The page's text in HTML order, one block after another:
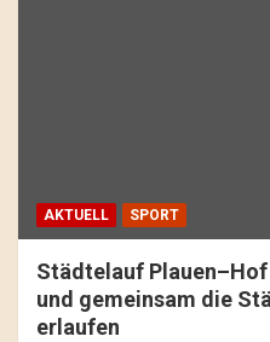
AKTUELL SPORT
Städtelauf
und gemeinsam die
erlaufen